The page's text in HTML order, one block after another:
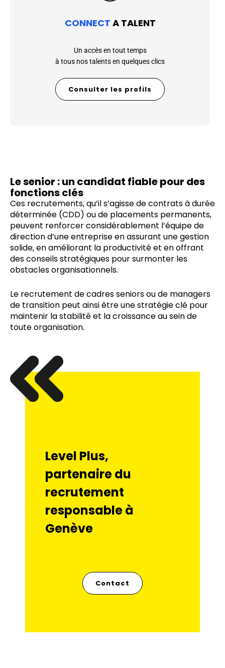
CONNECT A TALENT
Un accès en tout temps
à tous nos talents en quelques clics
Consulter les profils
Le senior : un candidat fiable pour des
fonctions clés
Ces recrutements, qu’il s’agisse de contrats à durée
déterminée (CDD) ou de placements permanents,
peuvent renforcer considérablement l’équipe de
direction d’une entreprise en assurant une gestion
solide, en améliorant la productivité et en offrant
des conseils stratégiques pour surmonter les
obstacles organisationnels.
Le recrutement de cadres seniors ou de managers
de transition peut ainsi être une stratégie clé pour
maintenir la stabilité et la croissance au sein de
toute organisation.
Level Plus,
partenaire du
recrutement
responsable à
Genève
Contact